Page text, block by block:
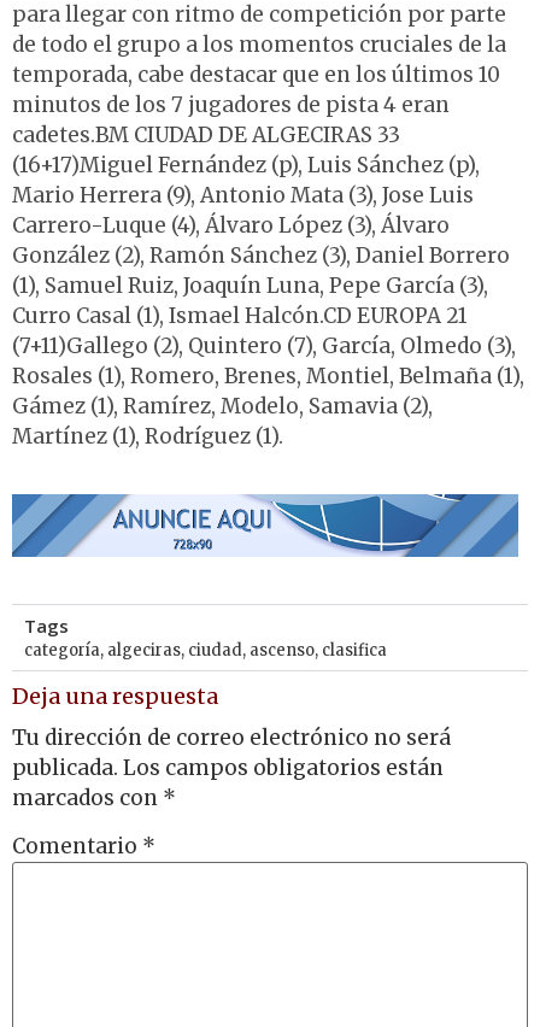
para llegar con ritmo de competición por parte
de todo el grupo a los momentos cruciales de la
temporada, cabe destacar que en los últimos 10
minutos de los 7 jugadores de pista 4 eran
cadetes.BM CIUDAD DE ALGECIRAS 33
(16+17)Miguel Fernández (p), Luis Sánchez (p),
Mario Herrera (9), Antonio Mata (3), Jose Luis
Carrero-Luque (4), Álvaro López (3), Álvaro
González (2), Ramón Sánchez (3), Daniel Borrero
(1), Samuel Ruiz, Joaquín Luna, Pepe García (3),
Curro Casal (1), Ismael Halcón.CD EUROPA 21
(7+11)Gallego (2), Quintero (7), García, Olmedo (3),
Rosales (1), Romero, Brenes, Montiel, Belmaña (1),
Gámez (1), Ramírez, Modelo, Samavia (2),
Martínez (1), Rodríguez (1).
Tags
categoría, algeciras, ciudad, ascenso, clasifica
Deja una respuesta
Tu dirección de correo electrónico no será
publicada. Los campos obligatorios están
marcados con *
Comentario *